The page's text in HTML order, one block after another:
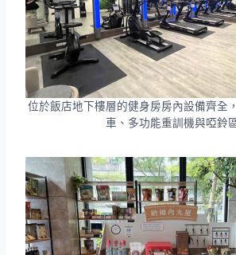
位於飯店地下樓層的健身房房內設備齊全
車、多功能重訓機與啞鈴